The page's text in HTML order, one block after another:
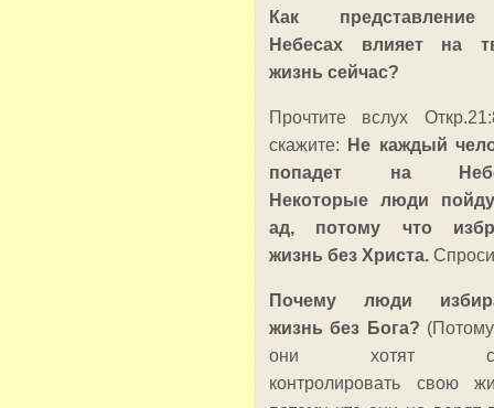
Как
Небесах влияет на
жизнь сейчас?
Прочтите вслух
скажите:
Не каждый
попадет на
Некоторые люди
ад, потому что
жизнь без Христа.
Почему люди
жизнь без Бога?
они хотят
контролировать свою